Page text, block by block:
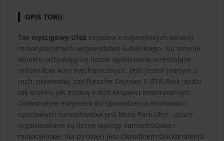
OPIS TORU
Tor wyścigowy Ułęż to jedna z największych atrakcji
motoryzacyjnych województwa lubelskiego. Na terenie
obiektu odbywają się liczne wydarzenia zrzeszające
miłośników koni mechanicznych. Jeśli jesteś jednym z
nich, przetestuj, czy Porsche Cayman S GT4-Pack jeździ
tak szybko, jak mówią o nim eksperci motoryzacyjni!
Doskonałym miejscem do sprawdzenia możliwości
sportowych samochodów jest Moto Park Ułęż - gdzie
organizowane są liczne wyścigi samochodowe i
motocyklowe. Na co dzień jest Ośrodkiem Doskonalenia